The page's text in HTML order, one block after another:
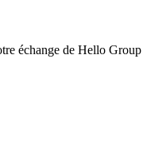
échange de Hello Group